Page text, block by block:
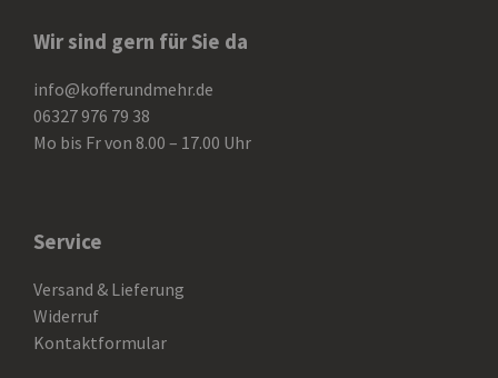
Wir sind gern für Sie da
info@kofferundmehr.de
06327 976 79 38
Mo bis Fr von 8.00 – 17.00 Uhr
Service
Versand & Lieferung
Widerruf
Kontaktformular